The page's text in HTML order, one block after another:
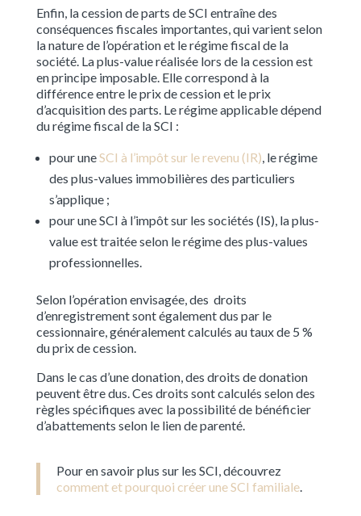
Enfin, la cession de parts de SCI entraîne des
conséquences fiscales importantes, qui varient selon
la nature de l’opération et le régime fiscal de la
société. La plus-value réalisée lors de la cession est
en principe imposable. Elle correspond à la
différence entre le prix de cession et le prix
d’acquisition des parts. Le régime applicable dépend
du régime fiscal de la SCI :
pour uneSCI à l’impôt sur le revenu (IR), le régime
des plus-values immobilières des particuliers
s’applique ;
pour une SCI à l’impôt sur les sociétés (IS), la plus-
value est traitée selon le régime des plus-values
professionnelles.
Selon l’opération envisagée, des droits
d’enregistrement sont également dus par le
cessionnaire, généralement calculés au taux de 5 %
du prix de cession.
Dans le cas d’une donation, des droits de donation
peuvent être dus. Ces droits sont calculés selon des
règles spécifiques avec la possibilité de bénéficier
d’abattements selon le lien de parenté.
Pour en savoir plus sur les SCI, découvrez
comment et pourquoi créer une SCI familiale.